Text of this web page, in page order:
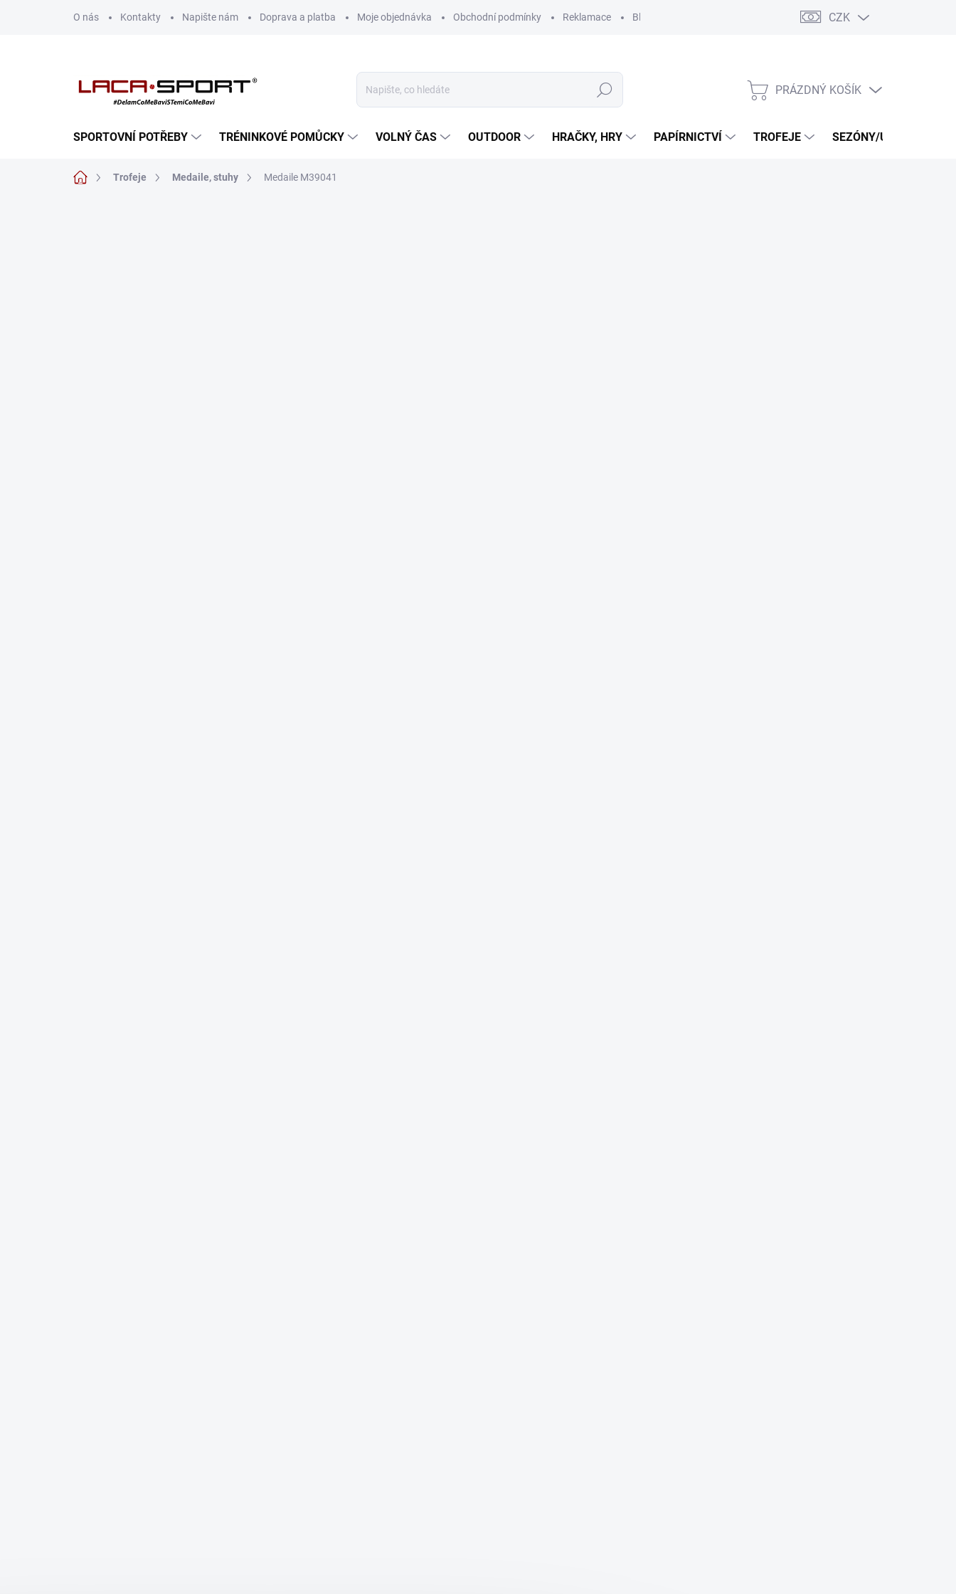
O nás Kontakty Napište nám Doprava a platba Moje objednávka Obchodní podmínky Reklamace Blog CZK
Hledat
NÁKUPNÍ
PRÁZDNÝ KOŠÍK
SPORTOVNÍ POTŘEBY TRÉNINKOVÉ POMŮCKY VOLNÝ ČAS OUTDOOR HRAČKY, HRY PAPÍRNICTVÍ TROFEJE SEZÓNY/UDÁLOSTI
Domů Trofeje Medaile, stuhy Medaile M39041